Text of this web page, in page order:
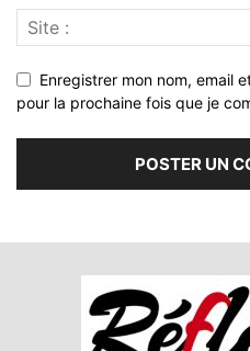
Enregistrer mon nom, email
pour la prochaine fois que je